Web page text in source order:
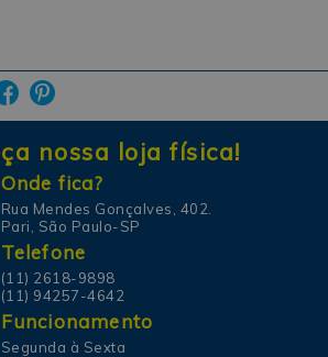
nossa loja física!
Onde fica?
Rua Mendes Gonçalves, 402.
Pari, São Paulo-SP
Telefone
(11) 2618-9898
(11) 94257-4642
Funcionamento
Segunda à Sexta